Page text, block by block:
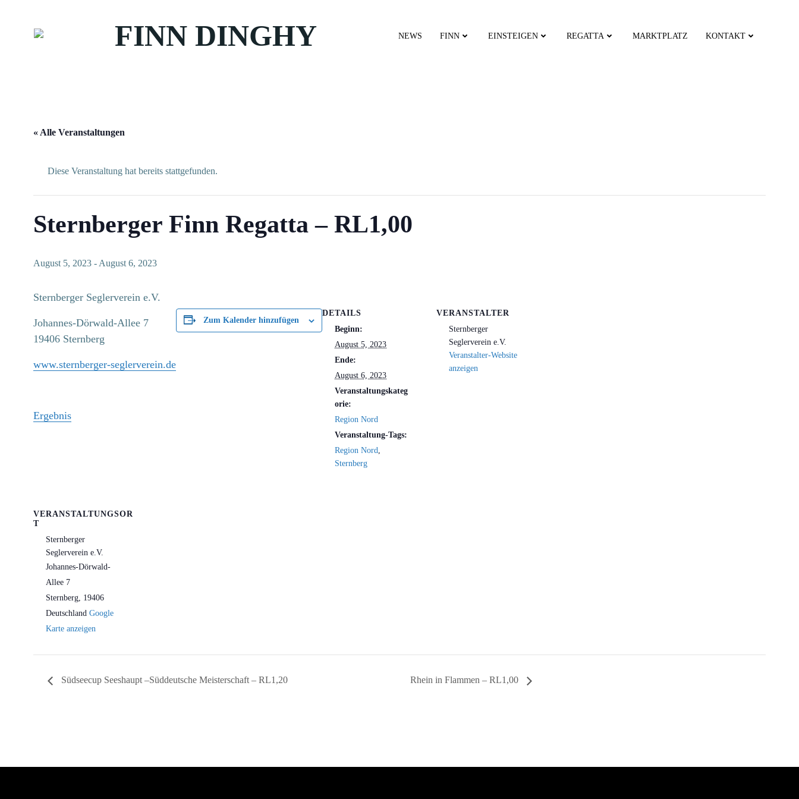
FINN DINGHY NEWS FINN EINSTEIGEN REGATTA MARKTPLATZ KONTAKT
« Alle Veranstaltungen
Diese Veranstaltung hat bereits stattgefunden.
Sternberger Finn Regatta – RL1,00
August 5, 2023 - August 6, 2023
Sternberger Seglerverein e.V.
Johannes-Dörwald-Allee 7
19406 Sternberg
www.sternberger-seglerverein.de
Ergebnis
Zum Kalender hinzufügen
DETAILS
Beginn:
August 5, 2023
Ende:
August 6, 2023
Veranstaltungskateg
orie:
Region Nord
Veranstaltung-Tags:
Region Nord,
Sternberg
VERANSTALTER
Sternberger
Seglerverein e.V.
Veranstalter-Website
anzeigen
VERANSTALTUNGSOR
T
Sternberger
Seglerverein e.V.
Johannes-Dörwald-
Allee 7
Sternberg, 19406
Deutschland Google
Karte anzeigen
Südseecup Seeshaupt –Süddeutsche Meisterschaft – RL1,20 Rhein in Flammen – RL1,00